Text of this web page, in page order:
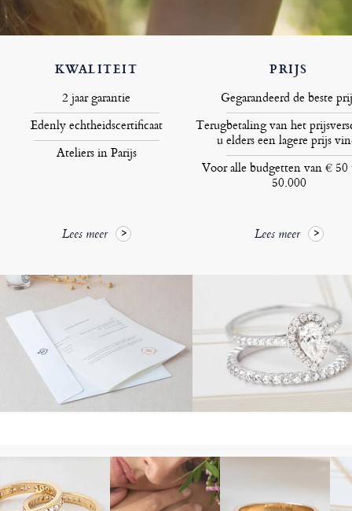
KWALITEIT
2 jaar garantie
Edenly echtheidscertificaat
Ateliers in Parijs
Lees meer
PRIJS
Gegarandeerd de beste
Terugbetaling van het
u elders een lagere prijs
Voor alle budgetten van €
50.000
Lees meer